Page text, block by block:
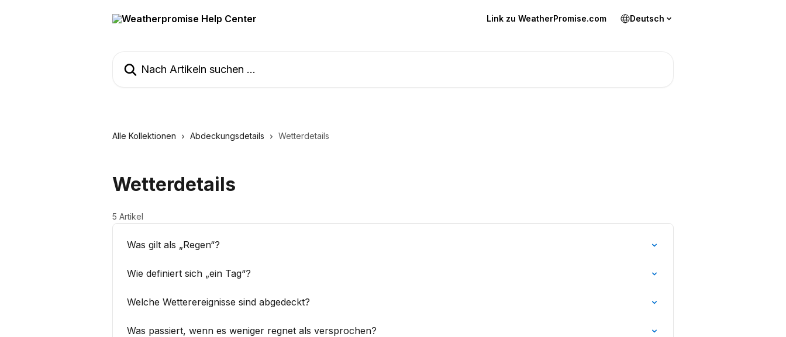
Link zu WeatherPromise.com Deutsch
Alle Kollektionen Abdeckungsdetails Wetterdetails
Wetterdetails
5 Artikel
Was gilt als „Regen“?
Wie definiert sich „ein Tag“?
Welche Wetterereignisse sind abgedeckt?
Was passiert, wenn es weniger regnet als versprochen?